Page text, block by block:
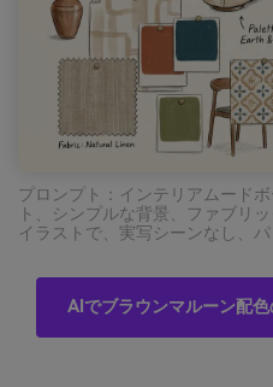
プロンプト：インテリアムード
ト、シンプルな背景、ファブリ
イラストで、実写シーンなし、
AIでブラウンマルーン配